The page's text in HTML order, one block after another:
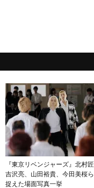
『東京リベンジャーズ』北村匠
吉沢亮、山田裕貴、今田美桜
捉えた場面写真一挙